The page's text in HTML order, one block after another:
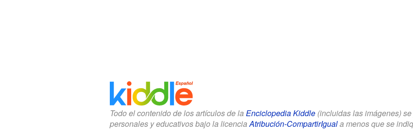
Todo el contenido de los artículos de la Enciclopedia Kiddle(incluidas las imágenes)
personales y educativos bajo la licenciaAtribución-CompartirIguala menos que se